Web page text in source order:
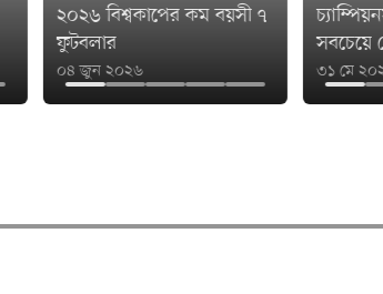
চ্যাম্পিয়নস লিগে এক আসরে
সবচেয়ে বেশি গোল
৩১ মে ২০২৬ ২২ মে